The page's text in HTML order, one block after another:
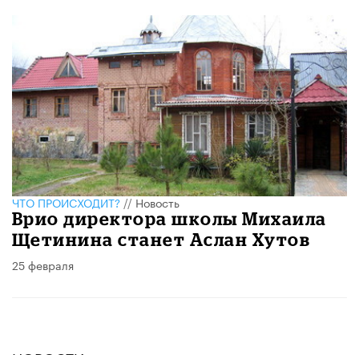
ЧТО ПРОИСХОДИТ?//Новость
Врио директора школы Михаила
Щетинина станет Аслан Хутов
25 февраля